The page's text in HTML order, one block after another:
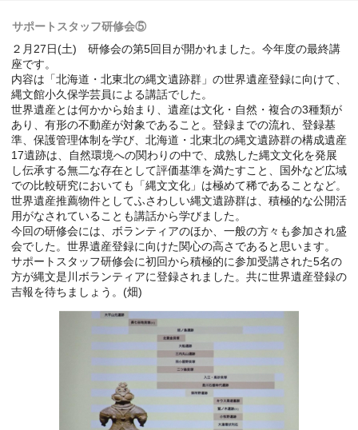
サポートスタッフ研修会⑤
２月27日(土) 研修会の第5回目が開かれました。今年度の最終講
座です。
内容は「北海道・北東北の縄文遺跡群」の世界遺産登録に向けて、
縄文館小久保学芸員による講話でした。
世界遺産とは何かから始まり、遺産は文化・自然・複合の3種類が
あり、有形の不動産が対象であること。登録までの流れ、登録基
準、保護管理体制を学び、北海道・北東北の縄文遺跡群の構成遺産
17遺跡は、自然環境への関わりの中で、成熟した縄文文化を発展
し伝承する無二な存在として評価基準を満たすこと、国外など広域
での比較研究においても「縄文文化」は極めて稀であることなど。
世界遺産推薦物件としてふさわしい縄文遺跡群は、積極的な公開活
用がなされていることも講話から学びました。
今回の研修会には、ボランティアのほか、一般の方々も参加され盛
会でした。世界遺産登録に向けた関心の高さであると思います。
サポートスタッフ研修会に初回から積極的に参加受講された5名の
方が縄文是川ボランティアに登録されました。共に世界遺産登録の
吉報を待ちましょう。(畑)